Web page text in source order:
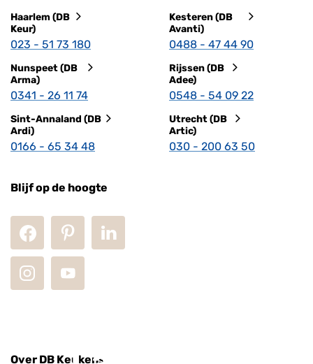
Haarlem (DB
Keur)
023 - 51 73 180
Kesteren (DB
Avanti)
0488 - 47 44 90
Nunspeet (DB
Arma)
0341 - 26 11 74
Rijssen (DB
Adee)
0548 - 54 09 22
Sint-Annaland (DB
Ardi)
0166 - 65 34 48
Utrecht (DB
Artic)
030 - 200 63 50
Blijf op de hoogte
Over DB Keukens